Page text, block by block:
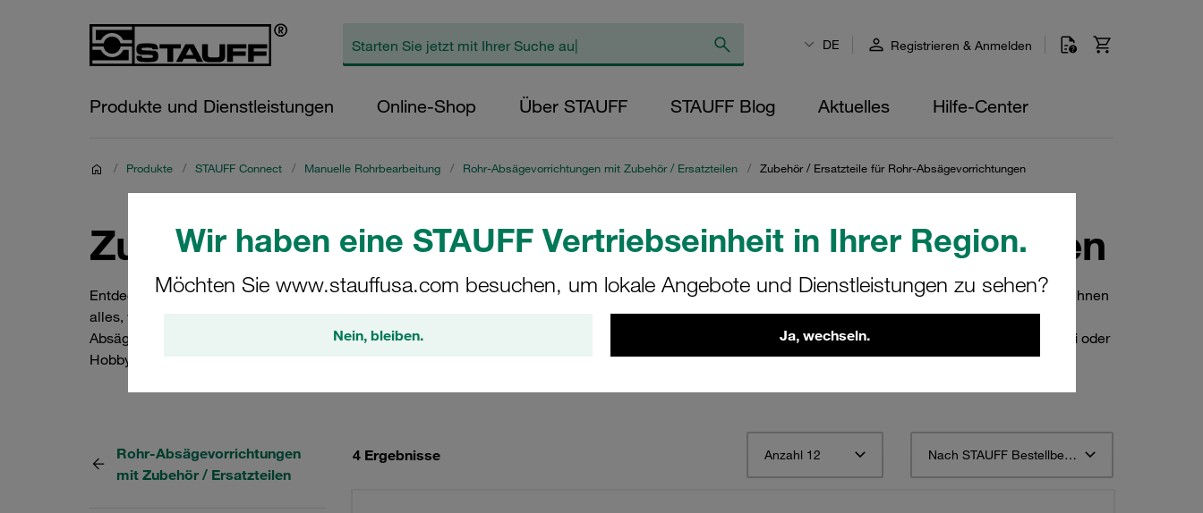
Wir haben eine STAUFF Vertriebseinheit in Ihrer Region.
Möchten Sie www.stauffusa.com besuchen, um lokale Angebote und Dienstleistungen zu sehen?
Nein, bleiben. Ja, wechseln.
DE Registrieren & Anmelden
Produkte und Dienstleistungen Online-Shop Über STAUFF STAUFF Blog Aktuelles Hilfe-Center
/ Produkte / STAUFF Connect / Manuelle Rohrbearbeitung / Rohr-Absägevorrichtungen mit Zubehör / Ersatzteilen / Zubehör / Ersatzteile für Rohr-Absägevorrichtungen
Zubehör / Ersatzteile für Rohr-Absägevorrichtungen
Entdecken Sie unser umfassendes Sortiment an Zubehör und Ersatzteilen für Rohr-Absägevorrichtungen. Unsere Produkte unter STAUFF Connect bieten Ihnen
alles, was Sie für die manuelle Rohrbearbeitung benötigen. Von hochwertigen Zubehörteilen bis hin zu langlebigen Ersatzteilen für Ihre Rohr-
Absägevorrichtungen – bei uns finden Sie genau das, was Sie brauchen, um Ihre Rohrbearbeitung effizient und präzise durchzuführen. Egal ob Sie ein Profi oder
Hobbybastler sind, mit unserem Zubehör und Ersatzteilen für Rohr-Absägevorrichtungen sind Sie bestens ausgestattet.
Rohr-Absägevorrichtungen
mit Zubehör / Ersatzteilen
4 Ergebnisse Anzahl 12 Nach STAUFF Bestellbezeichnung aufsteigend sortieren